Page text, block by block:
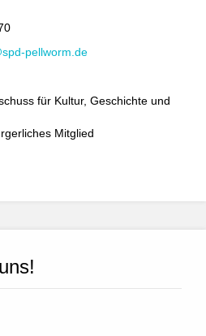
pellworm.de
für Kultur, Geschichte und
Mitglied